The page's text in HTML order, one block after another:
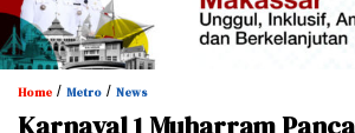
Home / Metro / News
Karnaval 1 Muharram